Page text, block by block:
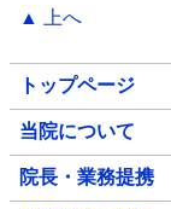
▲ 上へ
トップページ
当院について
院長・業務提携